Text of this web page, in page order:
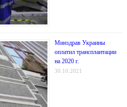
Минздрав Украины
оплатил трансплантации
на 2020 г.
30.10.2021